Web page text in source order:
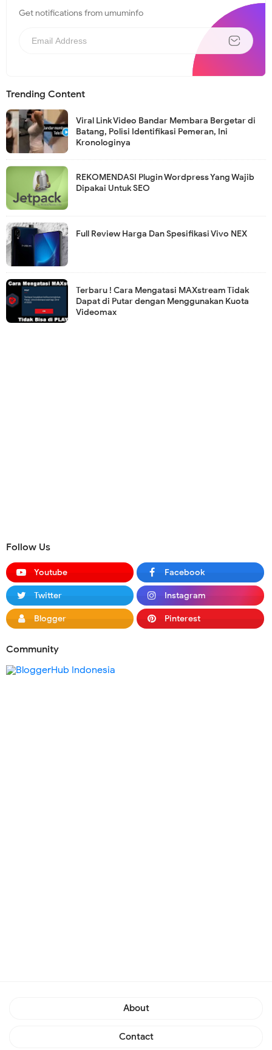
Get notifications from umuminfo
Trending Content
Viral Link Video Bandar Membara Bergetar di
Batang, Polisi Identifikasi Pemeran, Ini
Kronologinya
REKOMENDASI Plugin Wordpress Yang Wajib
Dipakai Untuk SEO
Full Review Harga Dan Spesifikasi Vivo NEX
Terbaru ! Cara Mengatasi MAXstream Tidak
Dapat di Putar dengan Menggunakan Kuota
Videomax
Follow Us
Youtube Facebook
Twitter Instagram
Blogger Pinterest
Community
About
Contact